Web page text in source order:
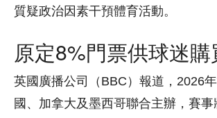
質疑政治因素干預體育活動。
原定8%門票供球迷購
英國廣播公司（BBC）報道，2026
國、加拿大及墨西哥聯合主辦，賽